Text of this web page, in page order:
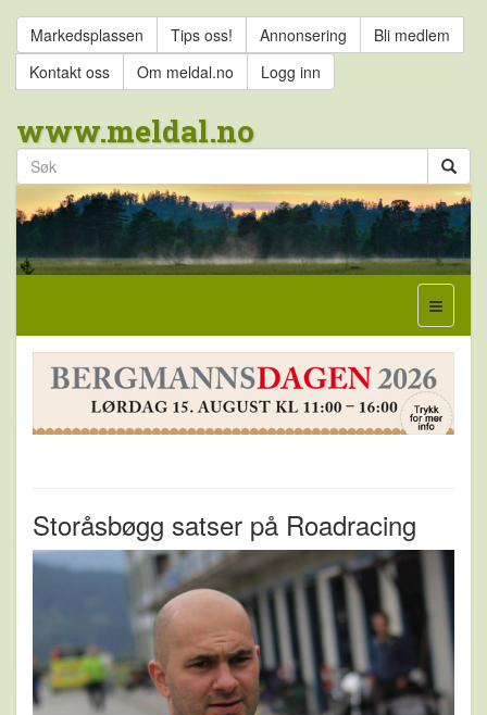
Markedsplassen Tips oss! Annonsering
Bli medlem
Kontakt oss
Om meldal.no Logg inn
www.meldal.no
Storåsbøgg satser på Roadracing